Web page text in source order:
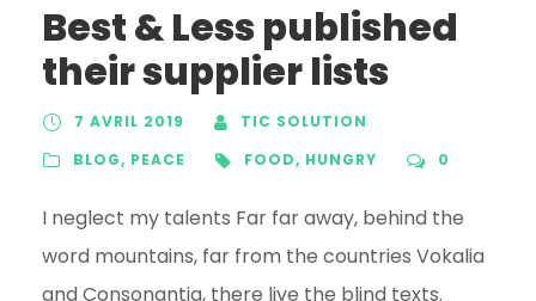
Best & Less published
their supplier lists
7 AVRIL 2019
TIC SOLUTION
BLOG, PEACE FOOD, HUNGRY 0
I neglect my talents Far far away, behind the
word mountains, far from the countries Vokalia
and Consonantia, there live the blind texts.